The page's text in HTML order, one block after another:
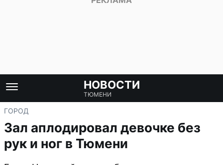
НОВОСТИ
ТЮМЕНИ
ГОРОД
Зал аплодировал девочке без
рук и ног в Тюмени